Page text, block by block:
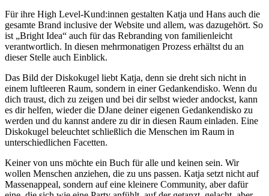
Für ihre High Level-Kund:innen gestalten Katja und Hans auch die
gesamte Brand inclusive der Website und allem, was dazugehört. So
ist „Bright Idea“ auch für das Rebranding von familienleicht
verantwortlich. In diesen mehrmonatigen Prozess erhältst du an
dieser Stelle auch Einblick.
Das Bild der Diskokugel liebt Katja, denn sie dreht sich nicht in
einem luftleeren Raum, sondern in einer Gedankendisko. Wenn du
dich traust, dich zu zeigen und bei dir selbst wieder andockst, kann
es dir helfen, wieder die DJane deiner eigenen Gedankendisko zu
werden und du kannst andere zu dir in diesen Raum einladen. Eine
Diskokugel beleuchtet schließlich die Menschen im Raum in
unterschiedlichen Facetten.
Keiner von uns möchte ein Buch für alle und keinen sein. Wir
wollen Menschen anziehen, die zu uns passen. Katja setzt nicht auf
Massenappeal, sondern auf eine kleinere Community, aber dafür